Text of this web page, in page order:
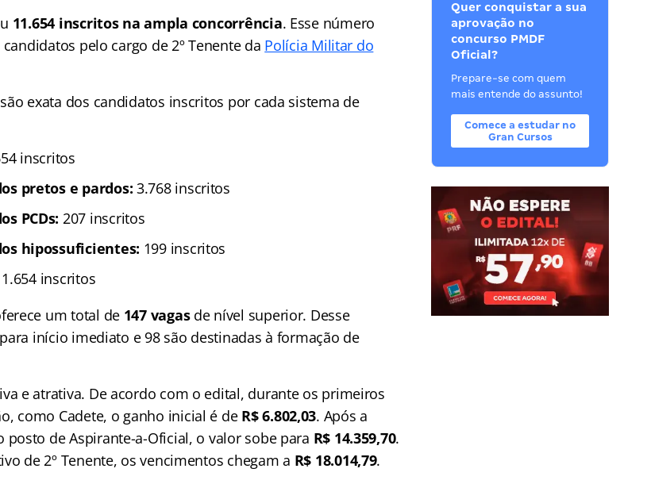
11.654 inscritos na ampla concorrência. Esse número
pelo cargo de 2º Tenente da Polícia Militar do
exata dos candidatos inscritos por cada sistema de
inscritos
pretos e pardos: 3.768 inscritos
PCDs: 207 inscritos
hipossuficientes: 199 inscritos
inscritos
um total de 147 vagasde nível superior. Desse
início imediato e 98 são destinadas à formação de
e atrativa. De acordo com o edital, durante os primeiros
como Cadete, o ganho inicial é de R$ 6.802,03. Após a
posto de Aspirante-a-Oficial, o valor sobe para R$ 14.359,70.
de 2º Tenente, os vencimentos chegam a R$ 18.014,79.
Quer conquistar a sua
aprovação no
concurso PMDF
Oficial?
Prepare-se com quem
mais entende do assunto!
Comece a estudar no
Gran Cursos